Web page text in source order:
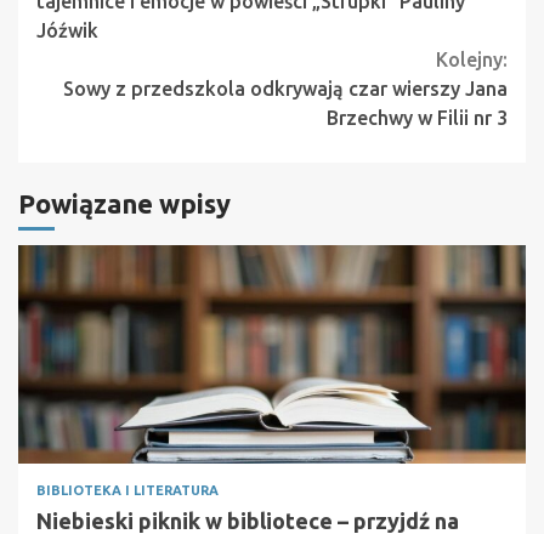
Jóźwik
Kolejny:
Sowy z przedszkola odkrywają czar wierszy Jana
Brzechwy w Filii nr 3
Powiązane wpisy
BIBLIOTEKA I LITERATURA
Niebieski piknik w bibliotece – przyjdź na